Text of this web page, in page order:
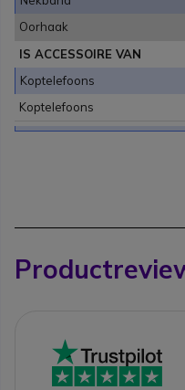
Oorhaak
IS ACCESSOIRE VAN
Koptelefoons
Koptelefoons